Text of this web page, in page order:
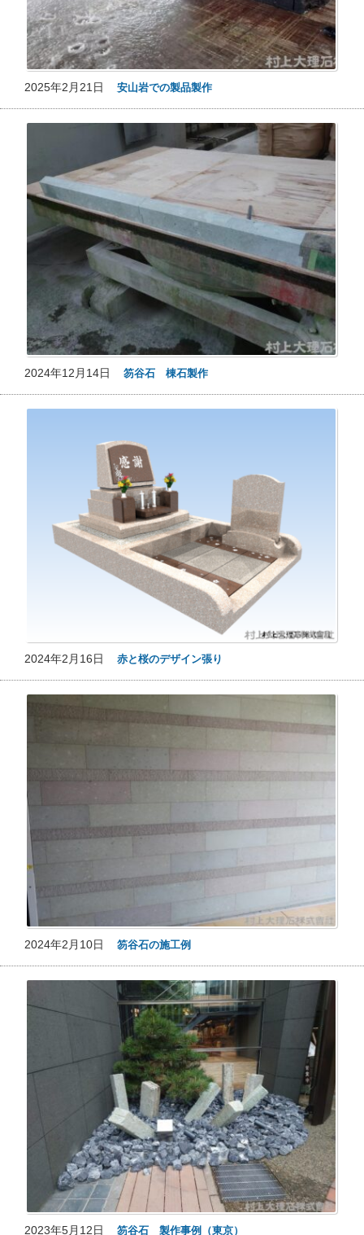
2025年2月21日 安山岩での製品製作
2024年12月14日 笏谷石 棟石製作
2024年2月16日 赤と桜のデザイン張り
2024年2月10日 笏谷石の施工例
2023年5月12日 笏谷石 製作事例（東京）